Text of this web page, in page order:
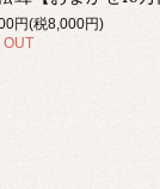
円(税8,000円)
OUT